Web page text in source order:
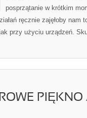
posprzątanie w krótkim
ręcznie zajęłoby nam
przy użyciu urządzeń.
PIĘKNO